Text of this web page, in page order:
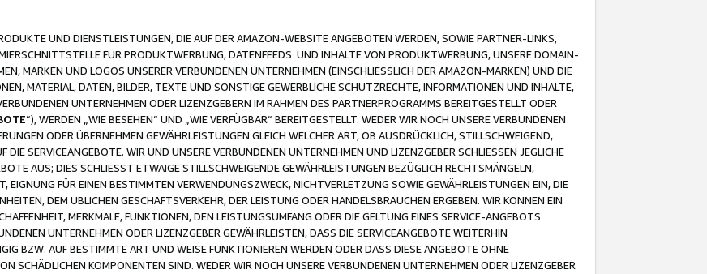
UND DIENSTLEISTUNGEN, DIE AUF DER AMAZON-WEBSITE ANGEBOTEN WERDEN, SOWIE PARTNER-LINKS,
FÜR PRODUKTWERBUNG, DATENFEEDS UND INHALTE VON PRODUKTWERBUNG, UNSERE DOMAIN-
MARKEN UND LOGOS UNSERER VERBUNDENEN UNTERNEHMEN (EINSCHLIESSLICH DER AMAZON-MARKEN) UND DIE
MATERIAL, DATEN, BILDER, TEXTE UND SONSTIGE GEWERBLICHE SCHUTZRECHTE, INFORMATIONEN UND INHALTE,
UNTERNEHMEN ODER LIZENZGEBERN IM RAHMEN DES PARTNERPROGRAMMS BEREITGESTELLT ODER
“), WERDEN „WIE BESEHEN“ UND „WIE VERFÜGBAR“ BEREITGESTELLT. WEDER WIR NOCH UNSERE VERBUNDENEN
ODER ÜBERNEHMEN GEWÄHRLEISTUNGEN GLEICH WELCHER ART, OB AUSDRÜCKLICH, STILLSCHWEIGEND,
DIE SERVICEANGEBOTE. WIR UND UNSERE VERBUNDENEN UNTERNEHMEN UND LIZENZGEBER SCHLIESSEN JEGLICHE
AUS; DIES SCHLIESST ETWAIGE STILLSCHWEIGENDE GEWÄHRLEISTUNGEN BEZÜGLICH RECHTSMÄNGELN,
EIGNUNG FÜR EINEN BESTIMMTEN VERWENDUNGSZWECK, NICHTVERLETZUNG SOWIE GEWÄHRLEISTUNGEN EIN, DIE
DEM ÜBLICHEN GESCHÄFTSVERKEHR, DER LEISTUNG ODER HANDELSBRÄUCHEN ERGEBEN. WIR KÖNNEN EIN
MERKMALE, FUNKTIONEN, DEN LEISTUNGSUMFANG ODER DIE GELTUNG EINES SERVICE-ANGEBOTS
UNTERNEHMEN ODER LIZENZGEBER GEWÄHRLEISTEN, DASS DIE SERVICEANGEBOTE WEITERHIN
BZW. AUF BESTIMMTE ART UND WEISE FUNKTIONIEREN WERDEN ODER DASS DIESE ANGEBOTE OHNE
SCHÄDLICHEN KOMPONENTEN SIND. WEDER WIR NOCH UNSERE VERBUNDENEN UNTERNEHMEN ODER LIZENZGEBER